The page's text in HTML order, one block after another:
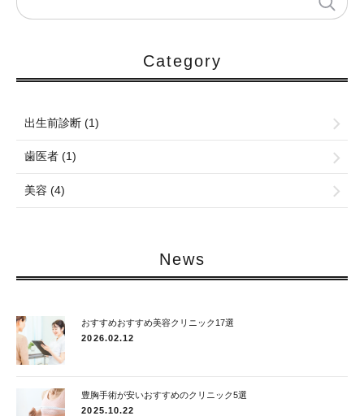
Category
出生前診断 (1)
歯医者 (1)
美容 (4)
News
おすすめおすすめ美容クリニック17選
2026.02.12
豊胸手術が安いおすすめのクリニック5選
2025.10.22